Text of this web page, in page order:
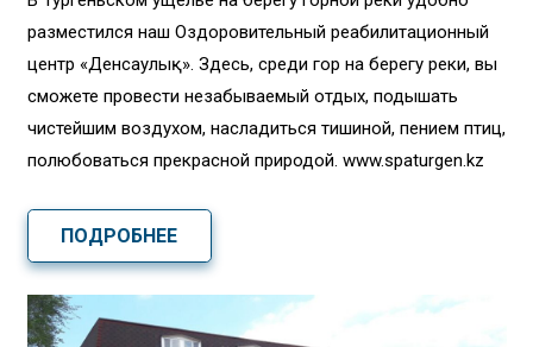
разместился наш Оздоровительный реабилитационный
центр «Денсаулық». Здесь, среди гор на берегу реки, вы
сможете провести незабываемый отдых, подышать
чистейшим воздухом, насладиться тишиной, пением птиц,
полюбоваться прекрасной природой. www.spaturgen.kz
ПОДРОБНЕЕ